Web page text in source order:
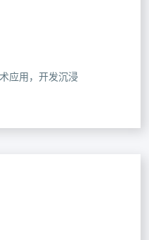
应用，开发沉浸